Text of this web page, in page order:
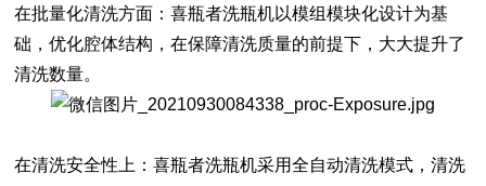
在批量化清洗方面：喜瓶者洗瓶机以模组模块化设计为基
础，优化腔体结构，在保障清洗质量的前提下，大大提升了
清洗数量。
在清洗安全性上：喜瓶者洗瓶机采用全自动清洗模式，清洗